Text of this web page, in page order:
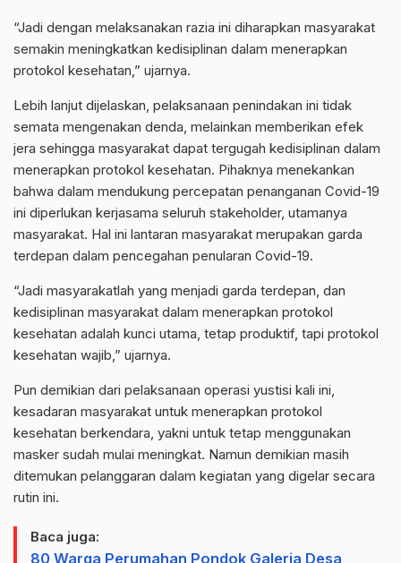
“Jadi dengan melaksanakan razia ini diharapkan masyarakat
semakin meningkatkan kedisiplinan dalam menerapkan
protokol kesehatan,” ujarnya.
Lebih lanjut dijelaskan, pelaksanaan penindakan ini tidak
semata mengenakan denda, melainkan memberikan efek
jera sehingga masyarakat dapat tergugah kedisiplinan dalam
menerapkan protokol kesehatan. Pihaknya menekankan
bahwa dalam mendukung percepatan penanganan Covid-19
ini diperlukan kerjasama seluruh stakeholder, utamanya
masyarakat. Hal ini lantaran masyarakat merupakan garda
terdepan dalam pencegahan penularan Covid-19.
“Jadi masyarakatlah yang menjadi garda terdepan, dan
kedisiplinan masyarakat dalam menerapkan protokol
kesehatan adalah kunci utama, tetap produktif, tapi protokol
kesehatan wajib,” ujarnya.
Pun demikian dari pelaksanaan operasi yustisi kali ini,
kesadaran masyarakat untuk menerapkan protokol
kesehatan berkendara, yakni untuk tetap menggunakan
masker sudah mulai meningkat. Namun demikian masih
ditemukan pelanggaran dalam kegiatan yang digelar secara
rutin ini.
Baca juga:
80 Warga Perumahan Pondok Galeria Desa